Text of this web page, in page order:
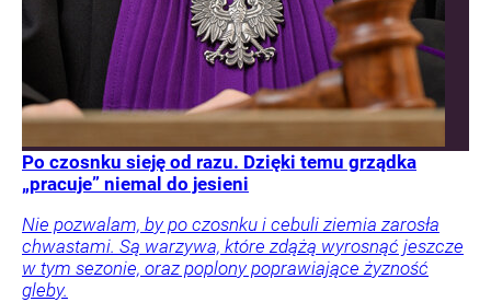
Po czosnku sieję od razu. Dzięki temu grządka
„pracuje” niemal do jesieni
Nie pozwalam, by po czosnku i cebuli ziemia zarosła
chwastami. Są warzywa, które zdążą wyrosnąć jeszcze
w tym sezonie, oraz poplony poprawiające żyzność
gleby.